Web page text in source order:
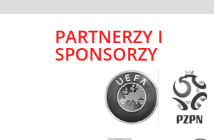
PARTNERZY I
SPONSORZY